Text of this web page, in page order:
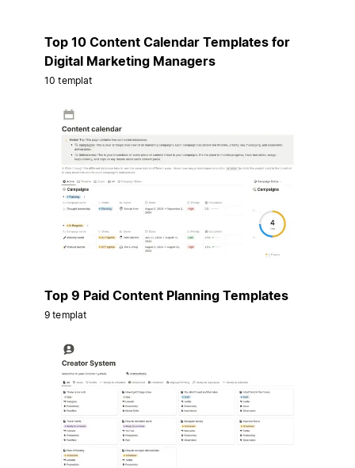
Top 10 Content Calendar Templates for
Digital Marketing Managers
10 templat
Top 9 Paid Content Planning Templates
9 templat